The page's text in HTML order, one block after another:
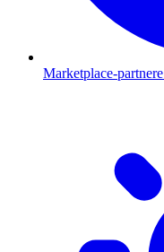
Marketplace-partnere